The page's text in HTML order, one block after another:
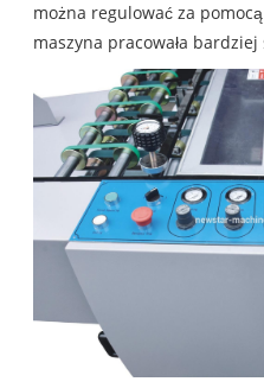
można regulować za
maszyna pracowała